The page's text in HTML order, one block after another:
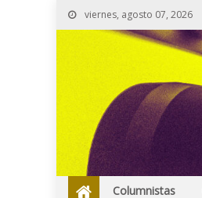
viernes, agosto 07, 2026
Columnistas